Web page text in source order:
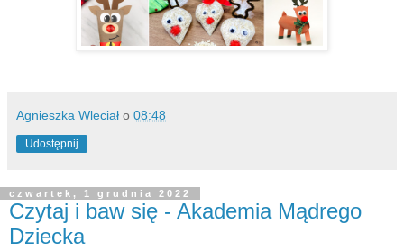
Agnieszka Wleciał o 08:48
Udostępnij
czwartek, 1 grudnia 2022
Czytaj i baw się - Akademia Mądrego
Dziecka